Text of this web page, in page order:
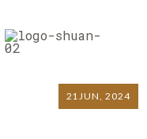
21JUN, 2024